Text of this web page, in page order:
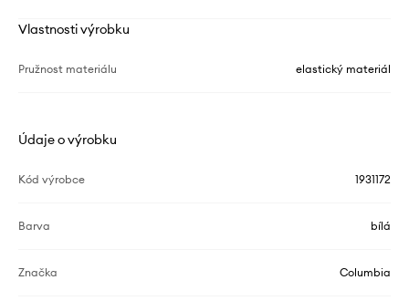
Vlastnosti výrobku
Pružnost materiálu elastický materiál
Údaje o výrobku
Kód výrobce 1931172
Barva bílá
Značka Columbia